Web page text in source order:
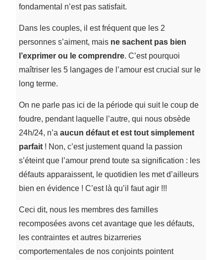
fondamental n’est pas satisfait.
Dans les couples, il est fréquent que les 2
personnes s’aiment, mais ne sachent pas bien
l’exprimer ou le comprendre. C’est pourquoi
maîtriser les 5 langages de l’amour est crucial sur le
long terme.
On ne parle pas ici de la période qui suit le coup de
foudre, pendant laquelle l’autre, qui nous obsède
24h/24, n’a aucun défaut et est tout simplement
parfait! Non, c’est justement quand la passion
s’éteint que l’amour prend toute sa signification : les
défauts apparaissent, le quotidien les met d’ailleurs
bien en évidence ! C’est là qu’il faut agir !!!
Ceci dit, nous les membres des familles
recomposées avons cet avantage que les défauts,
les contraintes et autres bizarreries
comportementales de nos conjoints pointent